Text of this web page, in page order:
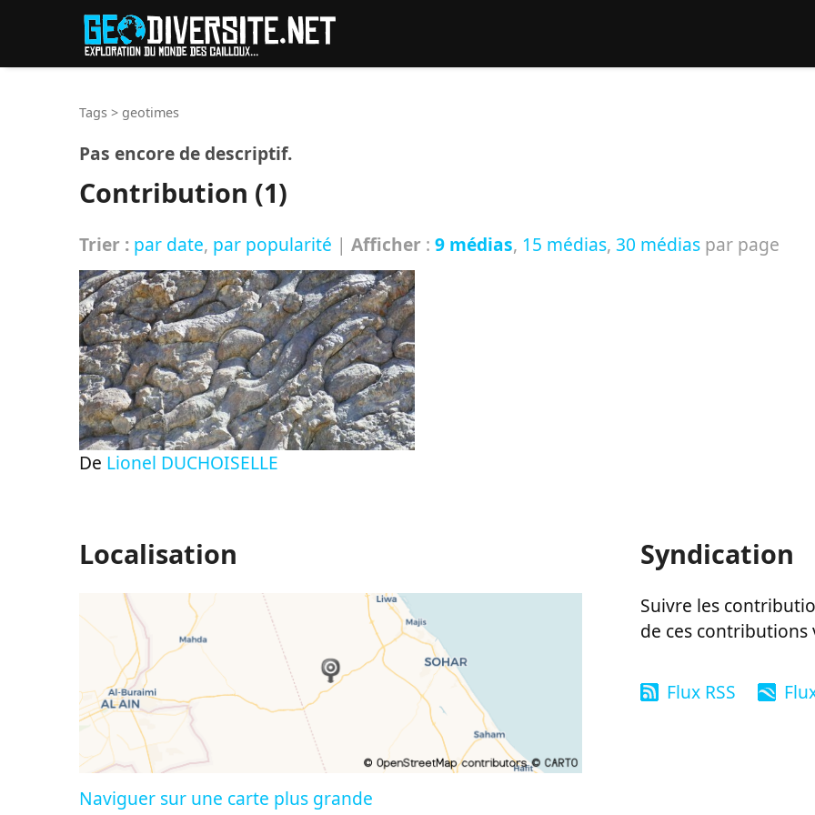
Tags > geotimes
Pas encore de descriptif.
Contribution (1)
Trier : par date, par popularité | Afficher : 9 médias, 15 médias, 30 médias par page
De Lionel DUCHOISELLE
Localisation
Naviguer sur une carte plus grande
Syndication
Suivre les
de ces
Flux RSS